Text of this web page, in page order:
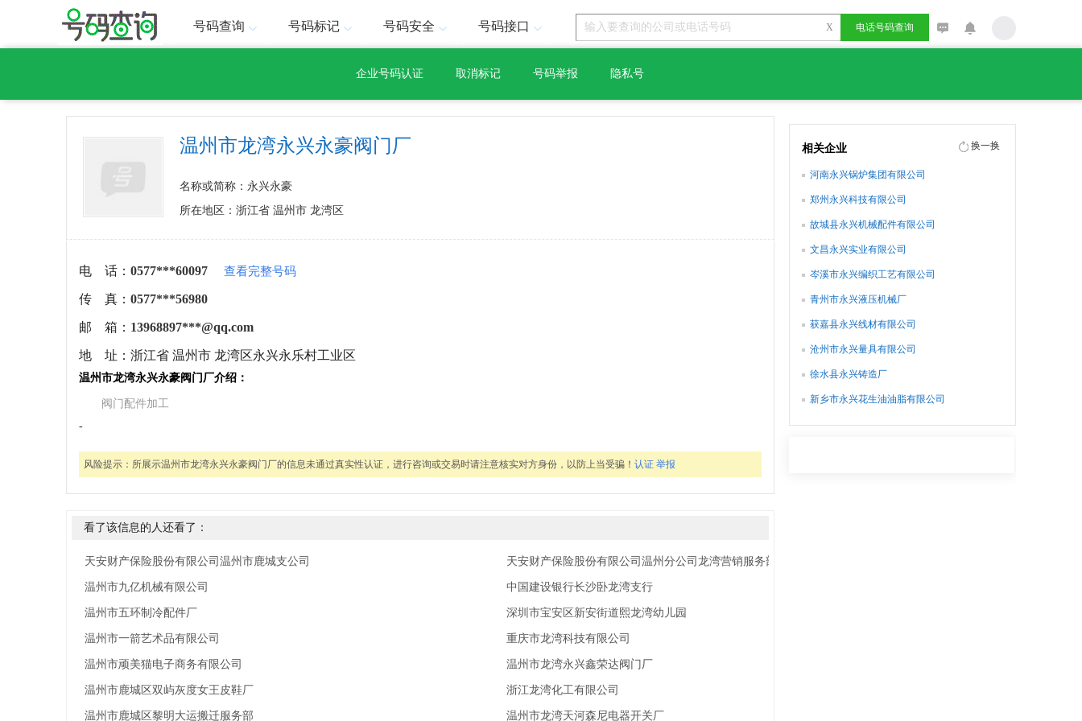
号码查询 号码标记 号码安全 号码接口 X 电话号码查询
企业号码认证 取消标记 号码举报 隐私号
温州市龙湾永兴永豪阀门厂
名称或简称：永兴永豪
所在地区：浙江省 温州市 龙湾区
电 话： 0577***60097 查看完整号码
传 真： 0577***56980
邮 箱： 13968897***@qq.com
地 址： 浙江省 温州市 龙湾区永兴永乐村工业区
温州市龙湾永兴永豪阀门厂介绍：
阀门配件加工
-
风险提示： 所展示温州市龙湾永兴永豪阀门厂的信息未通过真实性认证，进行咨询或交易时请注意核实对方身份，以防上当受骗！ 认证 举报
看了该信息的人还看了：
天安财产保险股份有限公司温州市鹿城支公司
温州市九亿机械有限公司
温州市五环制冷配件厂
温州市一箭艺术品有限公司
温州市顽美猫电子商务有限公司
温州市鹿城区双屿灰度女王皮鞋厂
温州市鹿城区黎明大运搬迁服务部
天安财产保险股份有限公司温州分公司龙湾营销服务部
中国建设银行长沙卧龙湾支行
深圳市宝安区新安街道熙龙湾幼儿园
重庆市龙湾科技有限公司
温州市龙湾永兴鑫荣达阀门厂
浙江龙湾化工有限公司
温州市龙湾天河森尼电器开关厂
相关企业 换一换
河南永兴锅炉集团有限公司
郑州永兴科技有限公司
故城县永兴机械配件有限公司
文昌永兴实业有限公司
岑溪市永兴编织工艺有限公司
青州市永兴液压机械厂
获嘉县永兴线材有限公司
沧州市永兴量具有限公司
徐水县永兴铸造厂
新乡市永兴花生油油脂有限公司